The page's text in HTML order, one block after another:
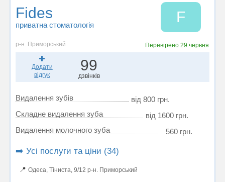
Fides
приватна стоматологія F
р-н. Приморський Перевірено29 червня
Додати
відгук
99
дзвінків
Видалення зубів
від 800 грн.
Складне видалення зуба
від 1600 грн.
Видалення молочного зуба
560 грн.
➡️ Усі послуги та ціни (34)
📍 Одеса, Тіниста, 9/12 р-н. Приморський